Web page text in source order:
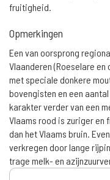
fruitigheid.
Opmerkingen
Een van oorsprong
Vlaanderen (Roeselare
met speciale donkere
bovengisten en een
karakter verder van een
Vlaams rood is zuriger en
dan het Vlaams bruin.
verkregen door lange
trage melk- en